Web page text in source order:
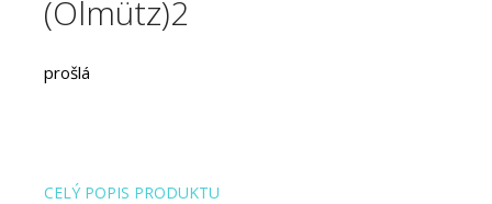
(Olmütz)2
prošlá
CELÝ POPIS PRODUKTU